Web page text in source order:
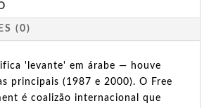
(0)
'levante' em árabe — houve
principais (1987 e 2000). O Free
é coalizão internacional que